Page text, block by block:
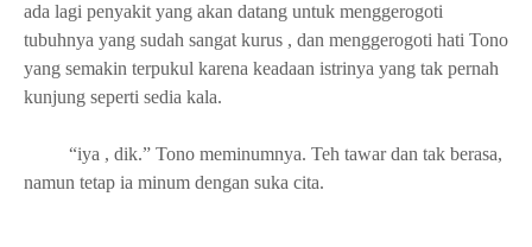
ada lagi penyakit yang akan datang untuk menggerogoti
tubuhnya yang sudah sangat kurus , dan menggerogoti hati Tono
yang semakin terpukul karena keadaan istrinya yang tak pernah
kunjung seperti sedia kala.
“iya , dik.” Tono meminumnya. Teh tawar dan tak berasa,
namun tetap ia minum dengan suka cita.